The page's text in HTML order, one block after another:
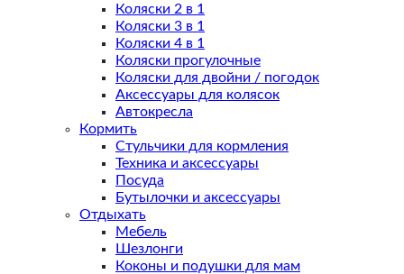
Коляски 2 в 1
Коляски 3 в 1
Коляски 4 в 1
Коляски прогулочные
Коляски для двойни / погодок
Аксессуары для колясок
Автокресла
Кормить
Стульчики для кормления
Техника и аксессуары
Посуда
Бутылочки и аксессуары
Отдыхать
Мебель
Шезлонги
Коконы и подушки для мам